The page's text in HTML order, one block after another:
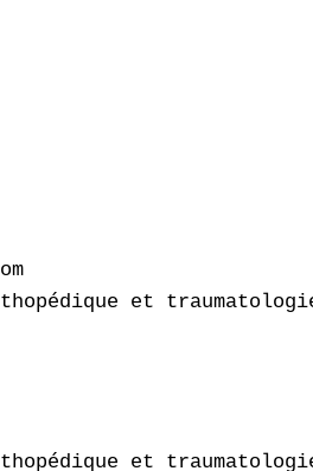
et
et